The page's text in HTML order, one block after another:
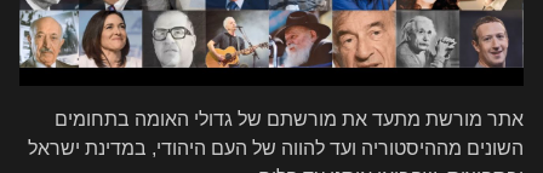
אתר מורשת מתעד את מורשתם של גדולי האומה בתחומים
השונים מההיסטוריה ועד להווה של העם היהודי, במדינת ישראל